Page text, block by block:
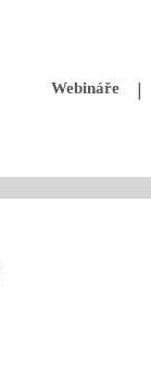
Webináře